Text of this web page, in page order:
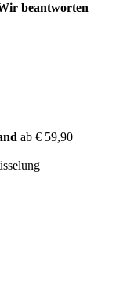
beantworten
ab € 59,90